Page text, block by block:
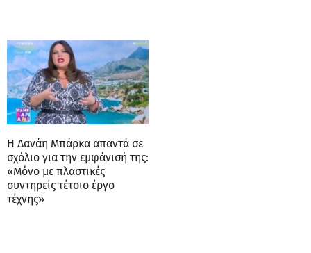
Η Δανάη Μπάρκα απαντά σε
σχόλιο για την εμφάνισή της:
«Μόνο με πλαστικές
συντηρείς τέτοιο έργο
τέχνης»